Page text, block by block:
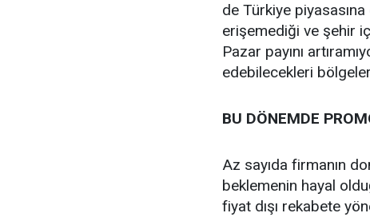
de Türkiye piyasasına
erişemediği ve şehir
Pazar payını
edebilecekleri
BU DÖNEMDE
Az sayıda firmanın
beklemenin hayal
fiyat dışı rekabete